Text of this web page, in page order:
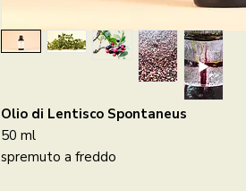
Olio di Lentisco Spontaneus
50 ml
spremuto a freddo